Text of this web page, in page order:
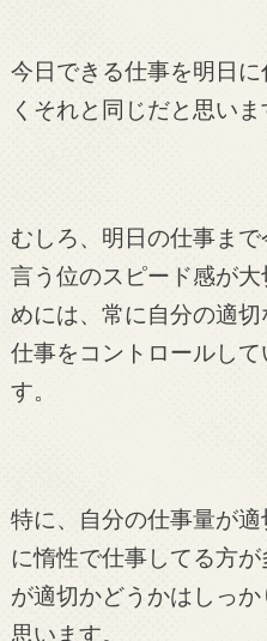
今日できる仕事を明日
くそれと同じだと思いま
むしろ、明日の仕事ま
言う位のスピード感が
めには、常に自分の適
仕事をコントロールし
す。
特に、自分の仕事量が
に惰性で仕事してる方
が適切かどうかはしっ
思います。